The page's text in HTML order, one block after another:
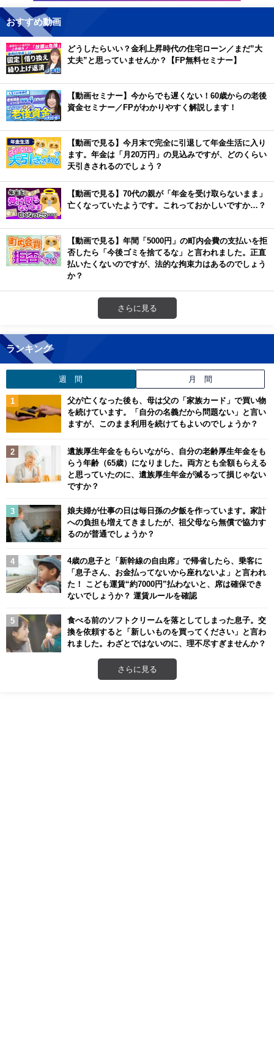
おすすめ動画
どうしたらいい？金利上昇時代の住宅ローン／まだ”大
丈夫”と思っていませんか？【FP無料セミナー】
【動画セミナー】今からでも遅くない！60歳からの老後
資金セミナー／FPがわかりやすく解説します！
【動画で見る】今月末で完全に引退して年金生活に入り
ます。年金は「月20万円」の見込みですが、どのくらい
天引きされるのでしょう？
【動画で見る】70代の親が「年金を受け取らないまま」
亡くなっていたようです。これっておかしいですか…？
【動画で見る】年間「5000円」の町内会費の支払いを拒
否したら「今後ゴミを捨てるな」と言われました。正直
払いたくないのですが、法的な拘束力はあるのでしょう
か？
さらに見る
ランキング
週 間 月 間
父が亡くなった後も、母は父の「家族カード」で買い物
を続けています。「自分の名義だから問題ない」と言い
ますが、このまま利用を続けてもよいのでしょうか？
遺族厚生年金をもらいながら、自分の老齢厚生年金をも
らう年齢（65歳）になりました。両方とも全額もらえる
と思っていたのに、遺族厚生年金が減るって損じゃない
ですか？
娘夫婦が仕事の日は毎日孫の夕飯を作っています。家計
への負担も増えてきましたが、祖父母なら無償で協力す
るのが普通でしょうか？
4歳の息子と「新幹線の自由席」で帰省したら、乗客に
「息子さん、お金払ってないから座れないよ」と言われ
た！ こども運賃“約7000円”払わないと、席は確保でき
ないでしょうか？ 運賃ルールを確認
食べる前のソフトクリームを落としてしまった息子。交
換を依頼すると「新しいものを買ってください」と言わ
れました。わざとではないのに、理不尽すぎませんか？
さらに見る